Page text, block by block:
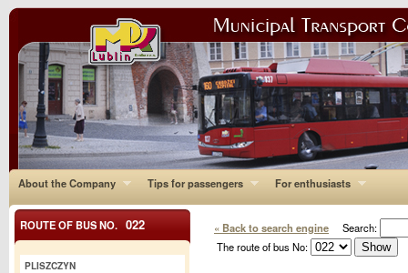
About the Company Tips for passengers For enthusiasts
« Back to search engine Search:
The route of bus No:
ROUTE OF BUS NO. 022
PLISZCZYN